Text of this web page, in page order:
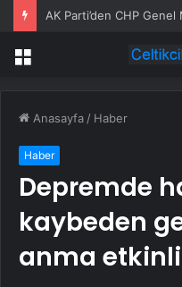
Menü
Anasayfa / Haber
Haber
Depremde
kaybeden
anma